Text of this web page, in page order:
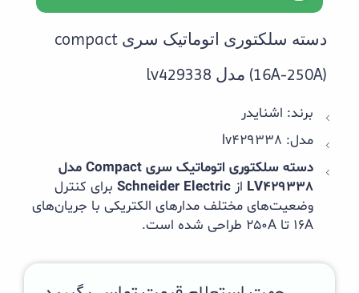
دسته سلکتوری اتوماتیک سری compact
(16A-250A) مدل lv429338
برند: اشنایدر
مدل: lv429338
دسته سلکتوری اتوماتیک سری Compact مدل
LV429338 از Schneider Electric برای کنترل
وضعیت‌های مختلف مدارهای الکتریکی با جریان‌های
16A تا 250A طراحی شده است.